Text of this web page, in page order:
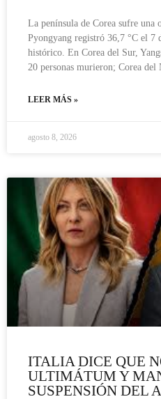
La península de Corea sufre una
Pyongyang registró 36,7 °C el 7
histórico. En Corea del Sur,
20 personas murieron; Corea del
LEER MÁS »
agosto 8, 2026
ITALIA DICE QUE
ULTIMÁTUM Y
SUSPENSIÓN DEL